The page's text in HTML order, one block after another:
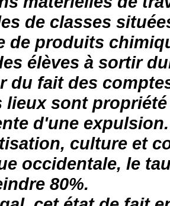
de classes
de produits
élèves à sortir
du fait des
lieux sont
d'une expulsion.
culture et
occidentale, le
80%.